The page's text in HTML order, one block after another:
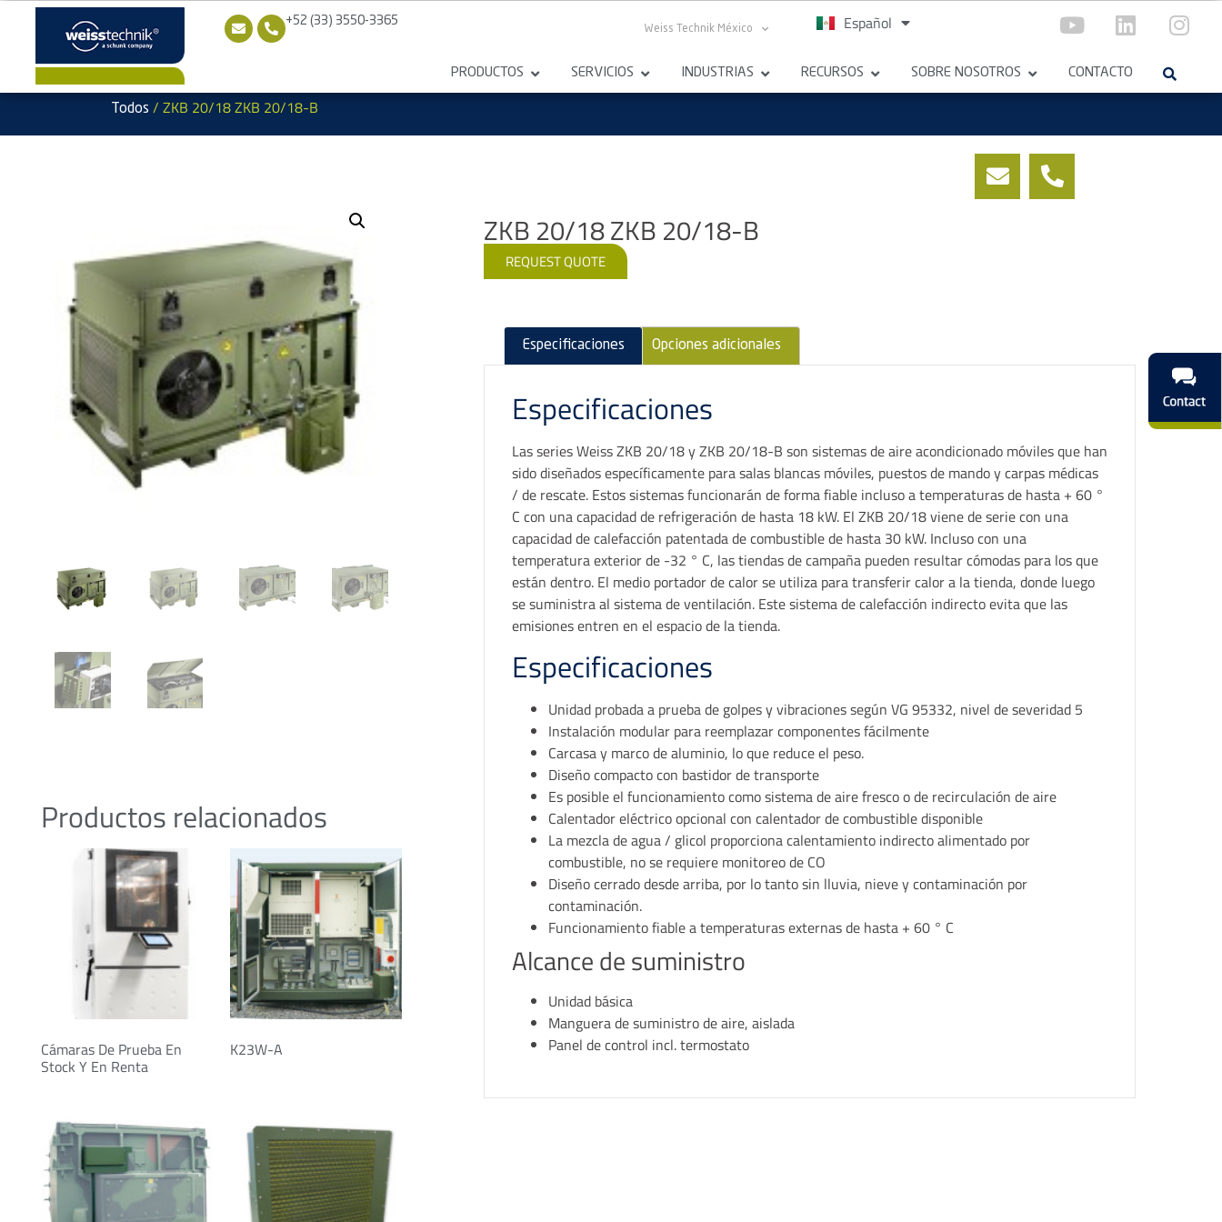
+52 (33) 3550-3365
Weiss Technik México Español
English
PRODUCTOS SERVICIOS INDUSTRIAS RECURSOS SOBRE NOSOTROS CONTACTO
Todos / ZKB 20/18 ZKB 20/18-B
Productos relacionados
Cámaras De Prueba En
Stock Y En Renta
K23W-A
ZKB 20/18 ZKB 20/18-B
REQUEST QUOTE
Especificaciones Opciones adicionales
Especificaciones
Las series Weiss ZKB 20/18 y ZKB 20/18-B son sistemas de aire acondicionado móviles que han
sido diseñados específicamente para salas blancas móviles, puestos de mando y carpas médicas
/ de rescate. Estos sistemas funcionarán de forma fiable incluso a temperaturas de hasta + 60 °
C con una capacidad de refrigeración de hasta 18 kW. El ZKB 20/18 viene de serie con una
capacidad de calefacción patentada de combustible de hasta 30 kW. Incluso con una
temperatura exterior de -32 ° C, las tiendas de campaña pueden resultar cómodas para los que
están dentro. El medio portador de calor se utiliza para transferir calor a la tienda, donde luego
se suministra al sistema de ventilación. Este sistema de calefacción indirecto evita que las
emisiones entren en el espacio de la tienda.
Especificaciones
Unidad probada a prueba de golpes y vibraciones según VG 95332, nivel de severidad 5
Instalación modular para reemplazar componentes fácilmente
Carcasa y marco de aluminio, lo que reduce el peso.
Diseño compacto con bastidor de transporte
Es posible el funcionamiento como sistema de aire fresco o de recirculación de aire
Calentador eléctrico opcional con calentador de combustible disponible
La mezcla de agua / glicol proporciona calentamiento indirecto alimentado por
combustible, no se requiere monitoreo de CO
Diseño cerrado desde arriba, por lo tanto sin lluvia, nieve y contaminación por
contaminación.
Funcionamiento fiable a temperaturas externas de hasta + 60 ° C
Alcance de suministro
Unidad básica
Manguera de suministro de aire, aislada
Panel de control incl. termostato